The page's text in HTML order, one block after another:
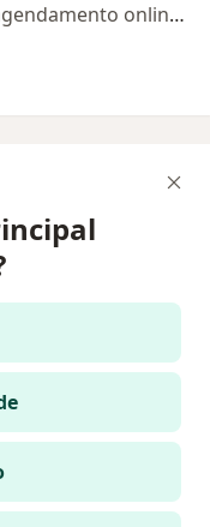
Esse especialista não oferece agendamento online para esse endereço.